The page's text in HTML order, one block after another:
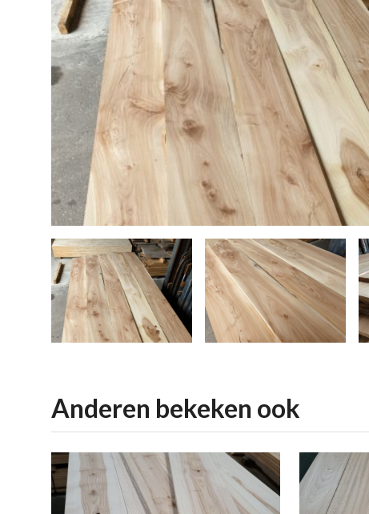
Bouwhout
Hardhout tuinhout
Tops elektrische gitaar
Douglas tuinhout
Steigerhout
Plaatmateriaal
Vloerdelen
Siberisch Lariks
Geschuurde boomstambladen
Opruiming / Speciale
Realisaties van onze klanten
Anderen bekeken ook